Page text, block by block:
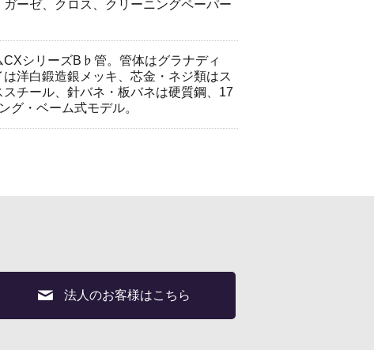
ガーゼ、クロス、クリーニングペーパー
CXシリーズB♭管。管体はグラナディ
は洋白鍛造銀メッキ、芯金・ネジ類はス
スチール、針バネ・板バネは硬質鋼、17
グ・ベーム式モデル。
法人のお客様はこちら